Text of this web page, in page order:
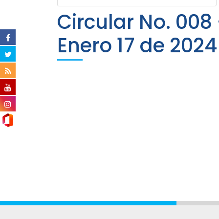
Circular No.
Enero 17 de 2024